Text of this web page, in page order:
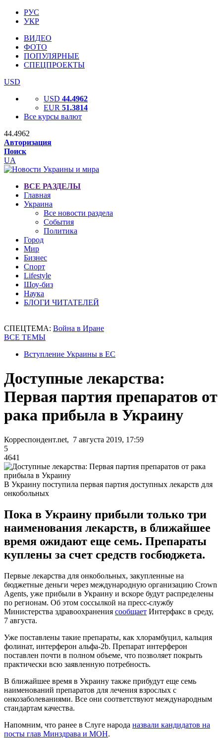
РУС
УКР
ВИДЕО
ФОТО
ПОПУЛЯРНЫЕ
СПЕЦПРОЕКТЫ
USD
USD 44.4962
EUR 51.3814
Все курсы валют
44.4962
Авторизация
Поиск
UA
ВСЕ РАЗДЕЛЫ
Главная
Украина
Все новости раздела
События
Политика
Город
Мир
Бизнес
Спорт
Lifestyle
Шоу-биз
Наука
БЛОГИ ЧИТАТЕЛЕЙ
СПЕЦТЕМА: Война в Иране
ВСЕ ТЕМЫ
Вступление Украины в ЕС
Доступные лекарства:
Первая партия препаратов от
рака прибыла в Украину
Корреспондент.net, 7 августа 2019, 17:59
5
4641
В Украину поступила первая партия доступных лекарств для
онкобольных
Пока в Украину прибыли только три
наименования лекарств, в ближайшее
время ожидают еще семь. Препараты
куплены за счет средств госбюджета.
Первые лекарства для онкобольных, закупленные на
бюджетные деньги через международную организацию Crown
Agents, уже прибыли в Украину и вскоре будут распределены
по регионам. Об этом соссылкой на пресс-службу
Министерства здравоохранения сообщает Интерфакс в среду,
7 августа.
Уже поставлены такие препараты, как хлорамбуцил, кальция
фолинат, интерферон альфа-2b. Препарат интерферон
поставлен почти в полном объеме, что позволяет покрыть
практически всю заявленную потребность.
В ближайшее время в Украину также прибудут еще семь
наименований препаратов для лечения взрослых с
онкозаболеваниями. Все они соответствуют международным
стандартам качества.
Напомним, что ранее в Слуге народа назвали кандидатов на
посты глав Минздрава и МОН.